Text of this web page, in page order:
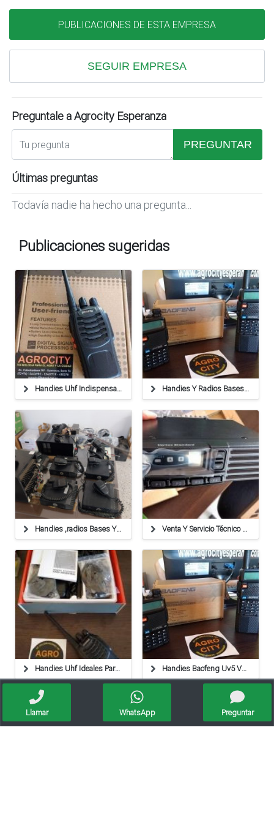
PUBLICACIONES DE ESTA EMPRESA
SEGUIR EMPRESA
Preguntale a Agrocity Esperanza
PREGUNTAR
Últimas preguntas
Todavía nadie ha hecho una pregunta...
Publicaciones sugeridas
Handies Uhf Indispensables Para Optimizar Su Logística Handies Y Radios Bases Service Y Ventas.
Handies ,radios Bases Y Antenas Venta Y Servicio Técnico De Handies Y Radios Bases
Handies Uhf Ideales Para Tareas En El Campo Alcance De Handies Baofeng Uv5 Vhf/uhf Con Baterías Grandes De 380
Llamar WhatsApp Preguntar